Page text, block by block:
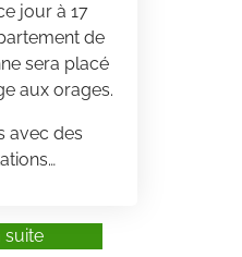
jour à 17
de
sera placé
aux orages.
avec des
suite